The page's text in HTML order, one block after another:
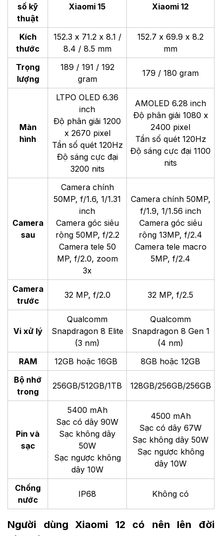
số kỹ
thuật
Xiaomi 15 Xiaomi 12
Kích
thước
152.3 x 71.2 x 8.1 /
8.4 / 8.5 mm
152.7 x 69.9 x 8.2
mm
Trọng
lượng
189 / 191 / 192
gram
179 / 180 gram
Màn
hình
LTPO OLED 6.36
inch
Độ phân giải 1200
x 2670 pixel
Tần số quét 120Hz
Độ sáng cực đại
3200 nits
AMOLED 6.28 inch
Độ phân giải 1080 x
2400 pixel
Tần số quét 120Hz
Độ sáng cực đại 1100
nits
Camera
sau
Camera chính
50MP, f/1.6, 1/1.31
inch
Camera góc siêu
rộng 50MP, f/2.2
Camera tele 50
MP, f/2.0, zoom
3x
Camera chính 50MP,
f/1.9, 1/1.56 inch
Camera góc siêu
rộng 13MP, f/2.4
Camera tele macro
5MP, f/2.4
Camera
trước
32 MP, f/2.0 32 MP, f/2.5
Vi xử lý
Qualcomm
Snapdragon 8 Elite
(3 nm)
Qualcomm
Snapdragon 8 Gen 1
(4 nm)
RAM
12GB hoặc 16GB
8GB hoặc 12GB
Bộ nhớ
trong
256GB/512GB/1TB 128GB/256GB/256GB
Pin và
sạc
5400 mAh
Sạc có dây 90W
Sạc không dây
50W
Sạc ngược không
dây 10W
4500 mAh
Sạc có dây 67W
Sạc không dây 50W
Sạc ngược không
dây 10W
Chống
nước
IP68 Không có
Người dùng Xiaomi 12 có nên lên đời